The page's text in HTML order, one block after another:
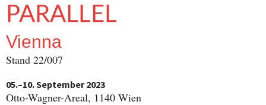
PARALLEL
Vienna
Stand 22/007
05.–10. September 2023
Otto-Wagner-Areal, 1140 Wien